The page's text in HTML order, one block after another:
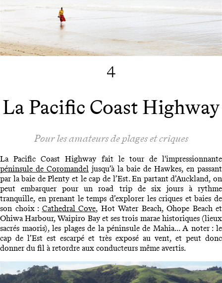
4
La Pacific Coast Highway
Pour les amateurs de plages et criques
La Pacific Coast Highway fait le tour de l'impressionnante
péninsule de Coromandel jusqu’à la baie de Hawkes, en passant
par la baie de Plenty et le cap de l’Est. En partant d’Auckland, on
peut embarquer pour un road trip de six jours à rythme
tranquille, en prenant le temps d’explorer les criques et baies de
son choix : Cathedral Cove, Hot Water Beach, Ohope Beach et
Ohiwa Harbour, Waipiro Bay et ses trois marae historiques (lieux
sacrés maoris), les plages de la péninsule de Mahia... A noter : le
cap de l’Est est escarpé et très exposé au vent, et peut donc
donner du fil à retordre aux conducteurs même avertis.